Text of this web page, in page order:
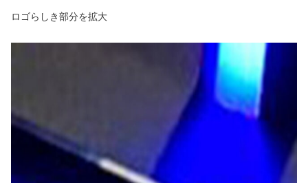
ロゴらしき部分を拡大